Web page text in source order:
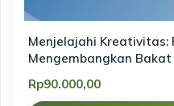
Menjelajahi Kreativitas: Panduan Praktis untuk
Mengembangkan
Rp90.000,00